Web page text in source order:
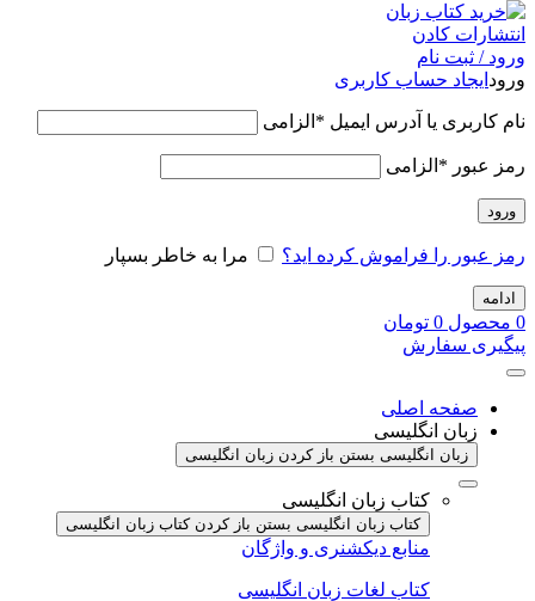
ورود / ثبت نام
ورود ایجاد حساب کاربری
نام کاربری یا آدرس ایمیل * الزامی
رمز عبور * الزامی
ورود
رمز عبور را فراموش کرده اید؟ مرا به خاطر بسپار
ادامه
0 محصول 0 تومان
پیگیری سفارش
صفحه اصلی
زبان انگلیسی
زبان انگلیسی بستن باز کردن زبان انگلیسی
کتاب زبان انگلیسی
کتاب زبان انگلیسی بستن باز کردن کتاب زبان انگلیسی
منابع دیکشنری و واژگان
کتاب لغات زبان انگلیسی